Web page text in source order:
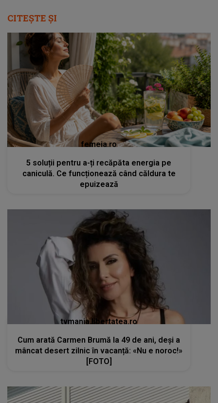
CITEȘTE ȘI
femeia.ro
5 soluții pentru a-ți recăpăta energia pe
caniculă. Ce funcționează când căldura te
epuizează
tvmania.libertatea.ro
Cum arată Carmen Brumă la 49 de ani, deși a
mâncat desert zilnic în vacanță: «Nu e noroc!»
[FOTO]